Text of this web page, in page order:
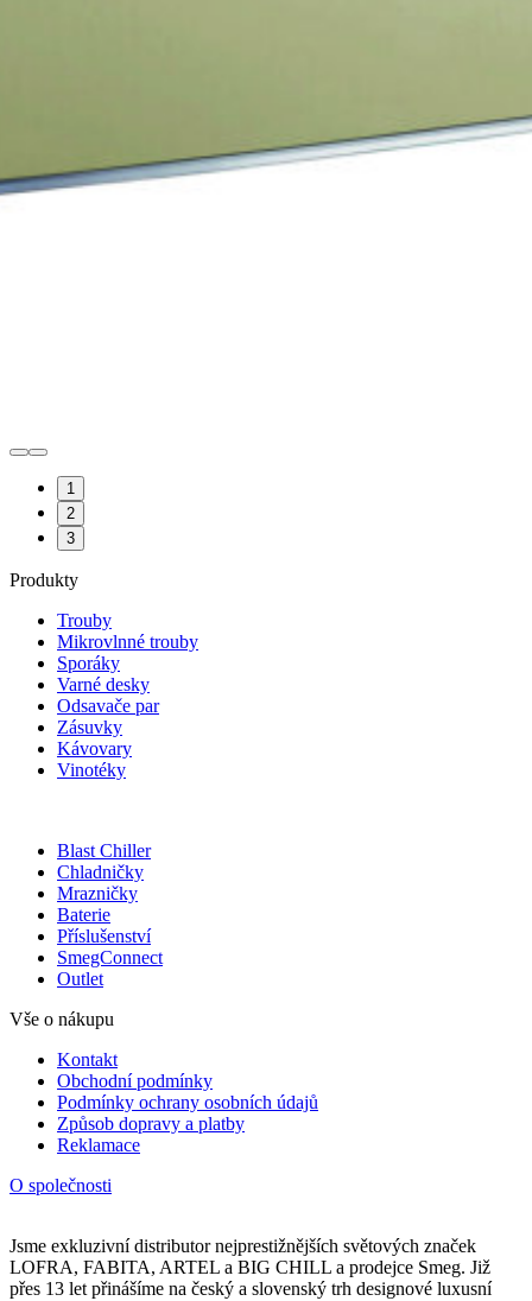
1
2
3
Produkty
Trouby
Mikrovlnné trouby
Sporáky
Varné desky
Odsavače par
Zásuvky
Kávovary
Vinotéky
Blast Chiller
Chladničky
Mrazničky
Baterie
Příslušenství
SmegConnect
Outlet
Vše o nákupu
Kontakt
Obchodní podmínky
Podmínky ochrany osobních údajů
Způsob dopravy a platby
Reklamace
O společnosti
Jsme exkluzivní distributor nejprestižnějších světových značek
LOFRA, FABITA, ARTEL a BIG CHILL a prodejce Smeg. Již
přes 13 let přinášíme na český a slovenský trh designové luxusní